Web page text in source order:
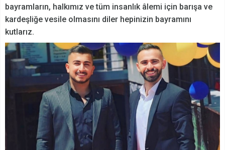
bayramların, halkımız ve tüm insanlık âlemi için barışa ve
kardeşliğe vesile olmasını diler hepinizin bayramını
kutlarız.